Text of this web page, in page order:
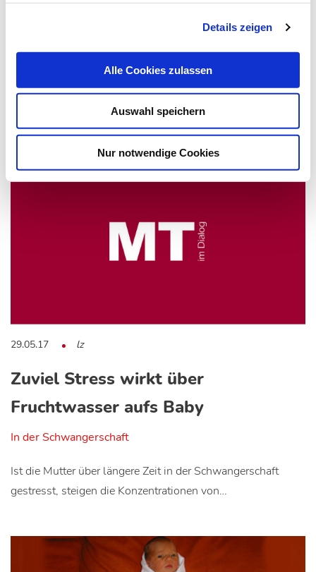
Details zeigen
Alle Cookies zulassen
Auswahl speichern
Nur notwendige Cookies
Das könnte Sie auch interessieren:
29.05.17 lz
Zuviel Stress wirkt über
Fruchtwasser aufs Baby
In der Schwangerschaft
Ist die Mutter über längere Zeit in der Schwangerschaft
gestresst, steigen die Konzentrationen von…